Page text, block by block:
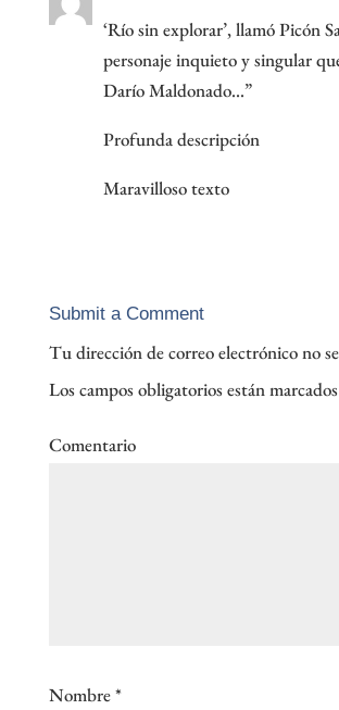
‘Río sin explorar’, llamó Picón
personaje inquieto y singular
Darío Maldonado…”
Profunda descripción
Maravilloso texto
Submit a Comment
Tu dirección de correo electrónico no
Los campos obligatorios están
Comentario
Nombre*